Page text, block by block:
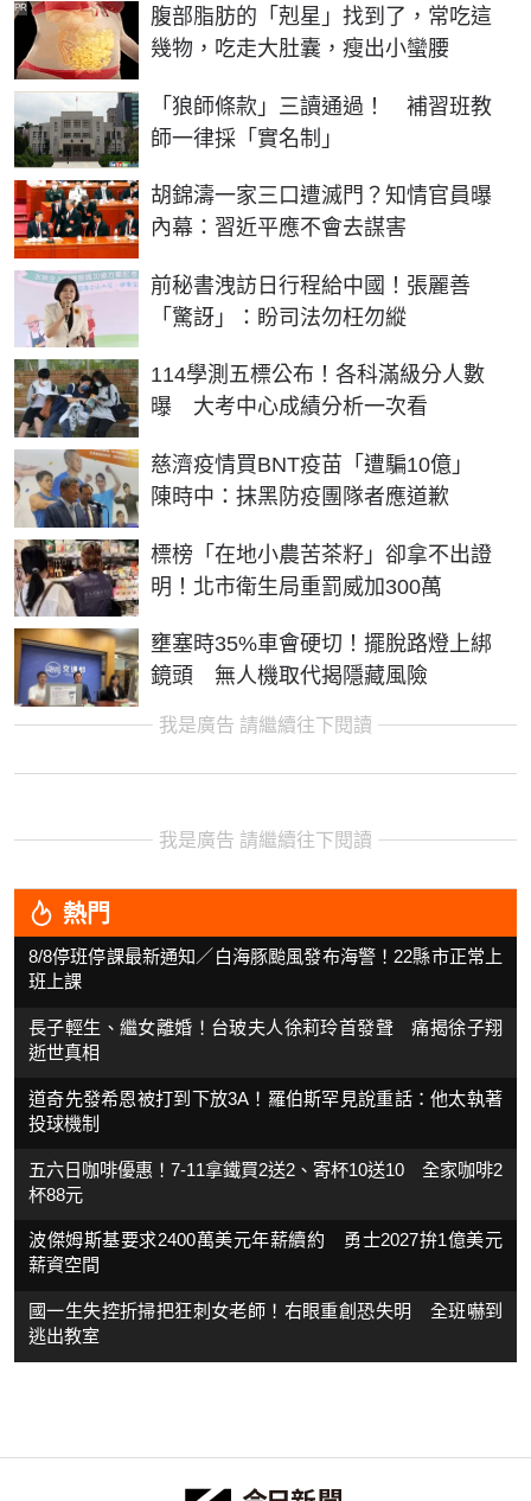
腹部脂肪的「剋星」找到了，常吃這
幾物，吃走大肚囊，瘦出小蠻腰
PR
「狼師條款」三讀通過！ 補習班教
師一律採「實名制」
胡錦濤一家三口遭滅門？知情官員曝
內幕：習近平應不會去謀害
前秘書洩訪日行程給中國！張麗善
「驚訝」：盼司法勿枉勿縱
114學測五標公布！各科滿級分人數
曝 大考中心成績分析一次看
慈濟疫情買BNT疫苗「遭騙10億」
陳時中：抹黑防疫團隊者應道歉
標榜「在地小農苦茶籽」卻拿不出證
明！北市衛生局重罰威加300萬
壅塞時35%車會硬切！擺脫路燈上綁
鏡頭 無人機取代揭隱藏風險
我是廣告 請繼續往下閱讀
我是廣告 請繼續往下閱讀
熱門
8/8停班停課最新通知／白海豚颱風發布海警！22縣市正常上
班上課
長子輕生、繼女離婚！台玻夫人徐莉玲首發聲 痛揭徐子翔
逝世真相
道奇先發希恩被打到下放3A！羅伯斯罕見說重話：他太執著
投球機制
五六日咖啡優惠！7-11拿鐵買2送2、寄杯10送10 全家咖啡2
杯88元
波傑姆斯基要求2400萬美元年薪續約 勇士2027拚1億美元
薪資空間
國一生失控折掃把狂刺女老師！右眼重創恐失明 全班嚇到
逃出教室